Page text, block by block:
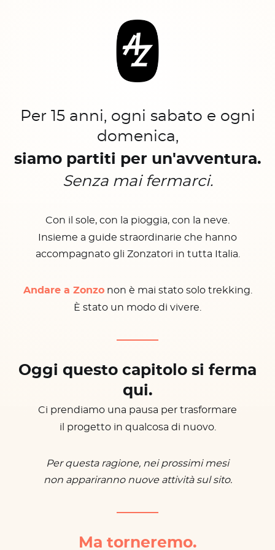
Per 15 anni, ogni sabato e ogni
domenica,
siamo partiti per un'avventura.
Senza mai fermarci.
Con il sole, con la pioggia, con la neve.
Insieme a guide straordinarie che hanno
accompagnato gli Zonzatori in tutta Italia.
Andare a Zonzonon è mai stato solo trekking.
È stato un modo di vivere.
Oggi questo capitolo si ferma
qui.
Ci prendiamo una pausa per trasformare
il progetto in qualcosa di nuovo.
Per questa ragione, nei prossimi mesi
non appariranno nuove attività sul sito.
Ma torneremo.